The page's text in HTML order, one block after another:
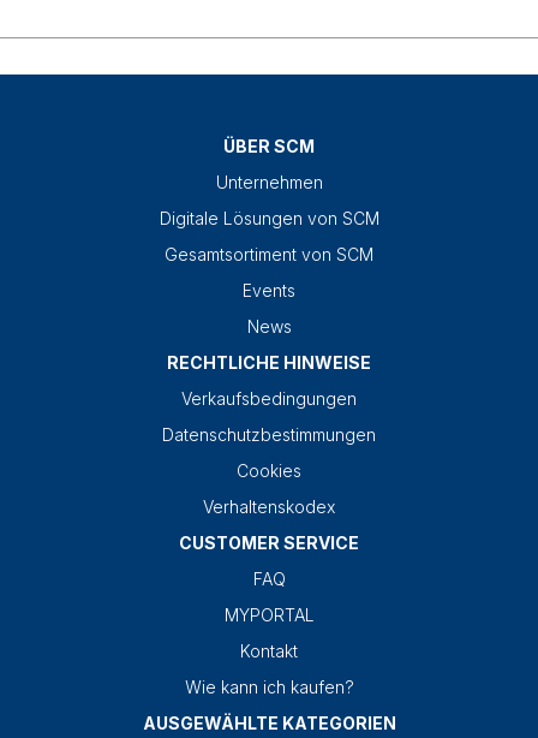
ÜBER SCM
Unternehmen
Digitale Lösungen von SCM
Gesamtsortiment von SCM
Events
News
RECHTLICHE HINWEISE
Verkaufsbedingungen
Datenschutzbestimmungen
Cookies
Verhaltenskodex
CUSTOMER SERVICE
FAQ
MYPORTAL
Kontakt
Wie kann ich kaufen?
AUSGEWÄHLTE KATEGORIEN